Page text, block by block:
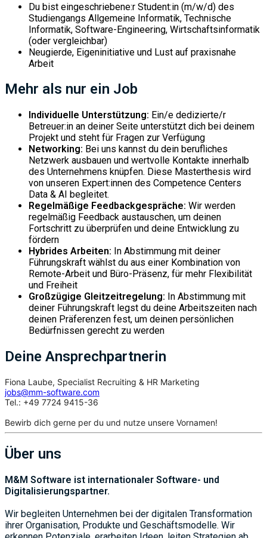
Du bist eingeschriebene:r Student:in (m/w/d) des
Studiengangs Allgemeine Informatik, Technische
Informatik, Software-Engineering, Wirtschaftsinformatik
(oder vergleichbar)
Neugierde, Eigeninitiative und Lust auf praxisnahe
Arbeit
Mehr als nur ein Job
Individuelle Unterstützung: Ein/e dedizierte/r
Betreuer:in an deiner Seite unterstützt dich bei deinem
Projekt und steht für Fragen zur Verfügung
Networking: Bei uns kannst du dein berufliches
Netzwerk ausbauen und wertvolle Kontakte innerhalb
des Unternehmens knüpfen. Diese Masterthesis wird
von unseren Expert:innen des Competence Centers
Data & AI begleitet.
Regelmäßige Feedbackgespräche: Wir werden
regelmäßig Feedback austauschen, um deinen
Fortschritt zu überprüfen und deine Entwicklung zu
fördern
Hybrides Arbeiten: In Abstimmung mit deiner
Führungskraft wählst du aus einer Kombination von
Remote-Arbeit und Büro-Präsenz, für mehr Flexibilität
und Freiheit
Großzügige Gleitzeitregelung: In Abstimmung mit
deiner Führungskraft legst du deine Arbeitszeiten nach
deinen Präferenzen fest, um deinen persönlichen
Bedürfnissen gerecht zu werden
Deine Ansprechpartnerin
Fiona Laube, Specialist Recruiting & HR Marketing
jobs@mm-software.com
Tel.: +49 7724 9415-36
Bewirb dich gerne per du und nutze unsere Vornamen!
Über uns
M&M Software ist internationaler Software- und
Digitalisierungspartner.
Wir begleiten Unternehmen bei der digitalen Transformation
ihrer Organisation, Produkte und Geschäftsmodelle. Wir